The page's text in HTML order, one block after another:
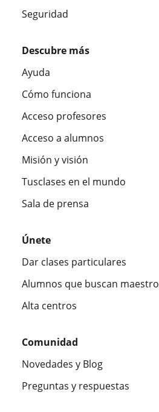
Seguridad
Descubre más
Ayuda
Cómo funciona
Acceso profesores
Acceso a alumnos
Misión y visión
Tusclases en el mundo
Sala de prensa
Únete
Dar clases particulares
Alumnos que buscan maestro
Alta centros
Comunidad
Novedades y Blog
Preguntas y respuestas